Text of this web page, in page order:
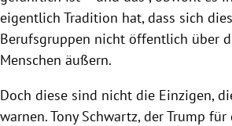
eigentlich Tradition hat, dass sich
Berufsgruppen nicht öffentlich über
Menschen äußern.
Doch diese sind nicht die Einzigen,
warnen.Tony Schwartz, derTrump für